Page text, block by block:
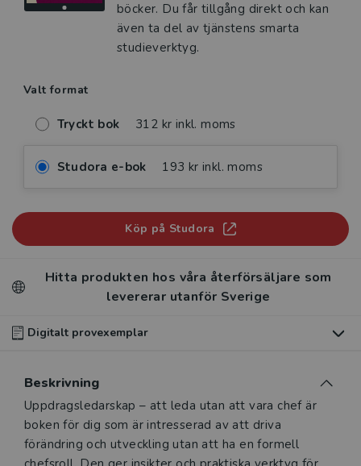
böcker. Du får tillgång direkt och kan
även ta del av tjänstens smarta
studieverktyg.
Valt format
Tryckt bok 312 kr inkl. moms
Studora e-bok 193 kr inkl. moms
Köp på Studora
Hitta produkten hos våra återförsäljare som
levererar utanför Sverige
Digitalt provexemplar
digitalt provexemplar av den här produkten
Våra digitala provexemplar tillhandahålls via Studora.se
och ger dig tillgång till boken under 180 dagar. Observera
att erbjudandet endast gäller relevanta produkter för din
Beskrivning
Beskrivning
Uppdragsledarskap – att leda utan att vara chef är
boken för dig som är intresserad av att driva
förändring och utveckling utan att ha en formell